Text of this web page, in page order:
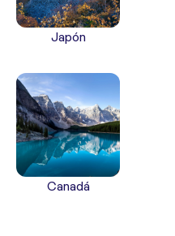
Japón
Canadá